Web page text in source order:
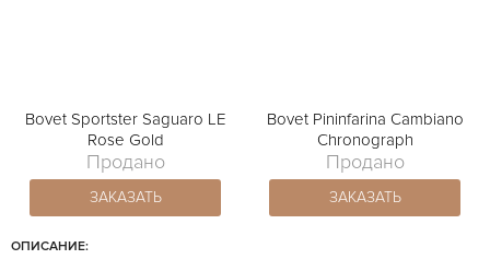
Bovet Sportster Saguaro LE
Rose Gold
Продано
ЗАКАЗАТЬ
Bovet Pininfarina Cambiano
Chronograph
Продано
ЗАКАЗАТЬ
ОПИСАНИЕ: